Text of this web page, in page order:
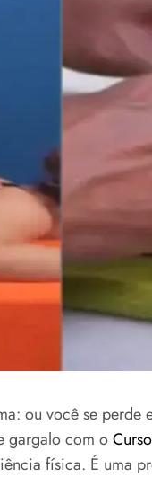
ou você se
gargalo com o
física. É uma